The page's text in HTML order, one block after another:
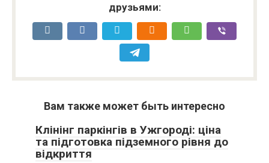
друзьями:
Вам также может быть интересно
Клінінг паркінгів в Ужгороді: ціна
та підготовка підземного рівня до
відкриття